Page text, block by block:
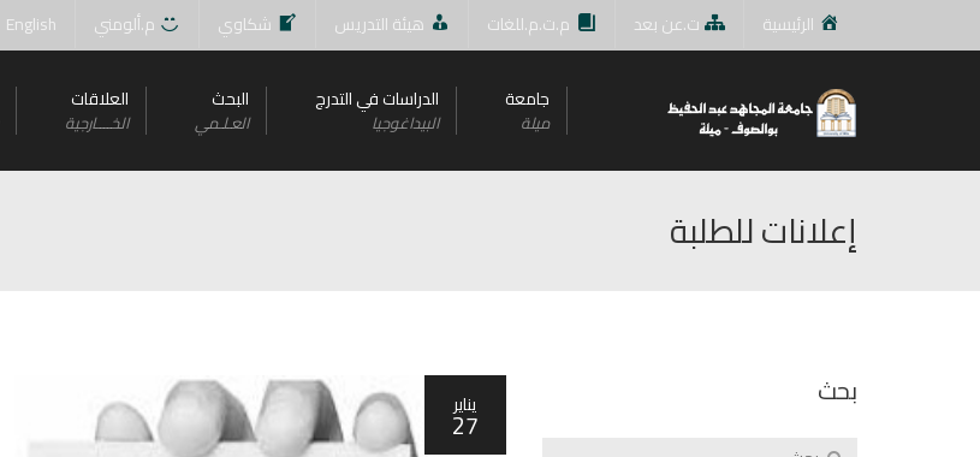
الرئيسية ت.عن بعد م.ت.م.للغات هيئة التدريس شكاوي م.ألومني English
جامعة
ميلة
الدراسات في التدرج
البيداغوجيا
البحث
العـلـمي
العلاقات
الخــــارجية
إعلانات للطلبة
يناير
27
بحث